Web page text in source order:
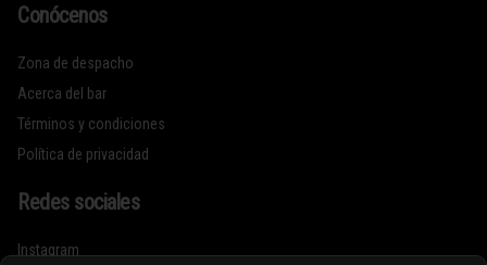
Conócenos
Zona de despacho
Acerca del bar
Términos y condiciones
Política de privacidad
Redes sociales
Instagram